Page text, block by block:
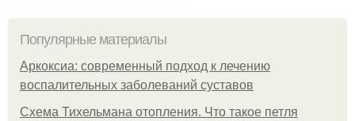
Популярные материалы
Аркоксиа: современный подход к лечению
воспалительных заболеваний суставов
Схема Тихельмана отопления. Что такое петля